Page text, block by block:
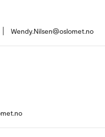
Wendy.Nilsen@oslomet.no